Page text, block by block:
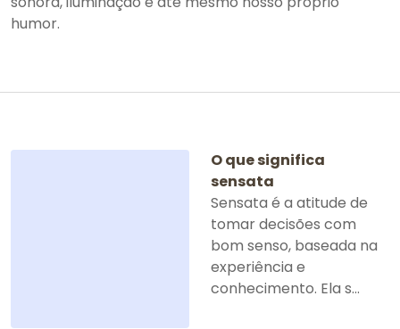
humor.
O que significa
sensata
Sensata é a atitude de
tomar decisões com
bom senso, baseada na
experiência e
conhecimento. Ela s...